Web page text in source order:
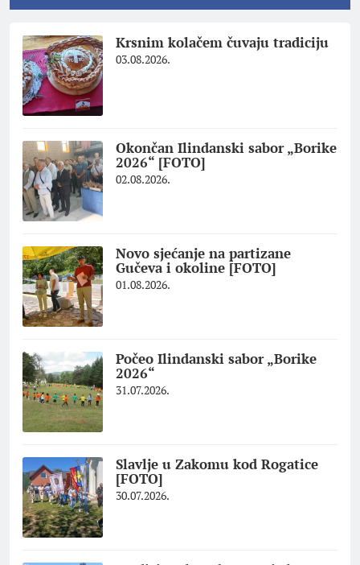
Krsnim kolačem čuvaju tradiciju
03.08.2026.
Okončan Ilindanski sabor „Borike
2026“ [FOTO]
02.08.2026.
Novo sjećanje na partizane
Gučeva i okoline [FOTO]
01.08.2026.
Počeo Ilindanski sabor „Borike
2026“
31.07.2026.
Slavlje u Zakomu kod Rogatice
[FOTO]
30.07.2026.